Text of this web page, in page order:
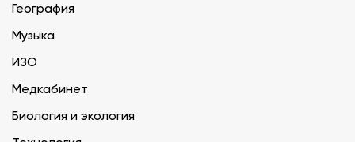
География
Музыка
ИЗО
Медкабинет
Биология и экология